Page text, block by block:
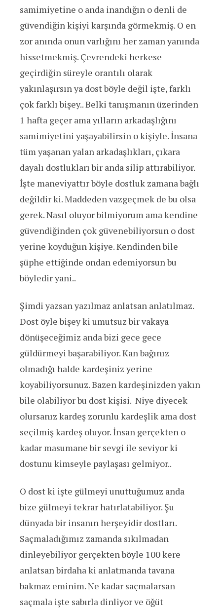
samimiyetine o anda inandığın o denli de
güvendiğin kişiyi karşında görmekmiş. O en
zor anında onun varlığını her zaman yanında
hissetmekmiş. Çevrendeki herkese
geçirdiğin süreyle orantılı olarak
yakınlaşırsın ya dost böyle değil işte, farklı
çok farklı bişey.. Belki tanışmanın üzerinden
1 hafta geçer ama yılların arkadaşlığını
samimiyetini yaşayabilirsin o kişiyle. İnsana
tüm yaşanan yalan arkadaşlıkları, çıkara
dayalı dostlukları bir anda silip attırabiliyor.
İşte maneviyattır böyle dostluk zamana bağlı
değildir ki. Maddeden vazgeçmek de bu olsa
gerek. Nasıl oluyor bilmiyorum ama kendine
güvendiğinden çok güvenebiliyorsun o dost
yerine koyduğun kişiye. Kendinden bile
şüphe ettiğinde ondan edemiyorsun bu
böyledir yani..
Şimdi yazsan yazılmaz anlatsan anlatılmaz.
Dost öyle bişey ki umutsuz bir vakaya
dönüşeceğimiz anda bizi gece gece
güldürmeyi başarabiliyor. Kan bağınız
olmadığı halde kardeşiniz yerine
koyabiliyorsunuz. Bazen kardeşinizden yakın
bile olabiliyor bu dost kişisi. Niye diyecek
olursanız kardeş zorunlu kardeşlik ama dost
seçilmiş kardeş oluyor. İnsan gerçekten o
kadar masumane bir sevgi ile seviyor ki
dostunu kimseyle paylaşası gelmiyor..
O dost ki işte gülmeyi unuttuğumuz anda
bize gülmeyi tekrar hatırlatabiliyor. Şu
dünyada bir insanın herşeyidir dostları.
Saçmaladığımız zamanda sıkılmadan
dinleyebiliyor gerçekten böyle 100 kere
anlatsan birdaha ki anlatmanda tavana
bakmaz eminim. Ne kadar saçmalarsan
saçmala işte sabırla dinliyor ve öğüt